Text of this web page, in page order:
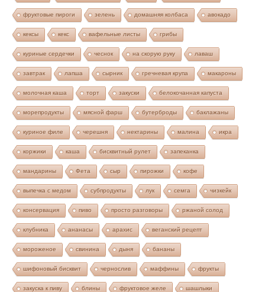
фруктовые пироги зелень домашняя колбаса авокадо
кексы кекс вафельные листы грибы
куриные сердечки чеснок на скорую руку лаваш
завтрак лапша сырник гречневая крупа макароны
молочная каша торт закуски белокочанная капуста
морепродукты мясной фарш бутерброды баклажаны
куриное филе черешня нектарины малина икра
коржики каша бисквитный рулет запеканка
мандарины Фета сыр пирожки кофе
выпечка с медом субпродукты лук семга чизкейк
консервация пиво просто разговоры ржаной солод
клубника ананасы арахис веганский рецепт
мороженое свинина дыня бананы
шифоновый бисквит чернослив маффины фрукты
закуска к пиву блины фруктовое желе шашлыки